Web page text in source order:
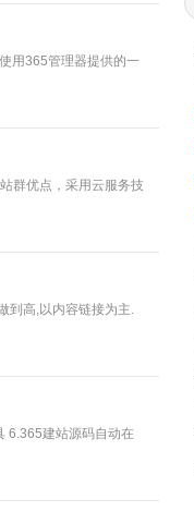
用365管理器提供的一
群优点，采用云服务技
到高,以内容链接为主.
6.365建站源码自动在